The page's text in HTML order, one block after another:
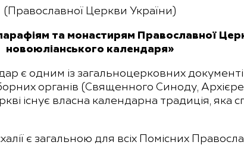
(Православної Церкви України)
та монастирям Православної
новоюліанського календаря»
є одним із загальноцерковних
органів (Священного Синоду,
існує власна календарна традиція, яка
є загальною для всіх Помісних